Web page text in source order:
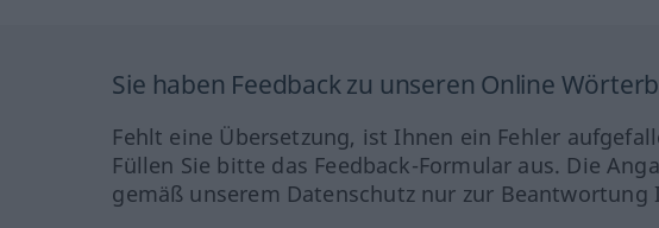
Sie haben Feedback zu unseren Online
Fehlt eine Übersetzung, ist Ihnen ein Fehler
Füllen Sie bitte das Feedback-Formular aus. Die
gemäß unserem Datenschutz nur zur Beantwortung